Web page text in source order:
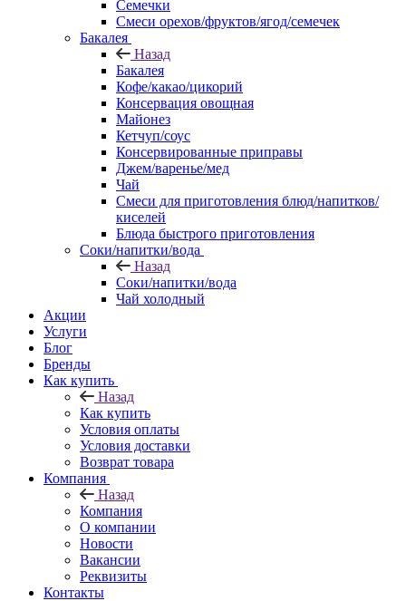
Семечки
Смеси орехов/фруктов/ягод/семечек
Бакалея
Назад
Бакалея
Кофе/какао/цикорий
Консервация овощная
Майонез
Кетчуп/соус
Консервированные приправы
Джем/варенье/мед
Чай
Смеси для приготовления блюд/напитков/
киселей
Блюда быстрого приготовления
Соки/напитки/вода
Назад
Соки/напитки/вода
Чай холодный
Акции
Услуги
Блог
Бренды
Как купить
Назад
Как купить
Условия оплаты
Условия доставки
Возврат товара
Компания
Назад
Компания
О компании
Новости
Вакансии
Реквизиты
Контакты